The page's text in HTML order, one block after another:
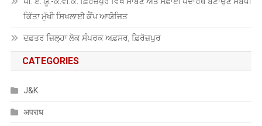
ਕਿੱਤਾ ਮੁੱਖੀ ਸਿਖਲਾਈ ਕੈਂਪ ਆਯੋਜਿਤ
ਦਫ਼ਤਰ ਜ਼ਿਲ੍ਹਾ ਲੋਕ ਸੰਪਰਕ ਅਫ਼ਸਰ, ਫ਼ਿਰੋਜ਼ਪੁਰ
CATEGORIES
J&K
अपराध